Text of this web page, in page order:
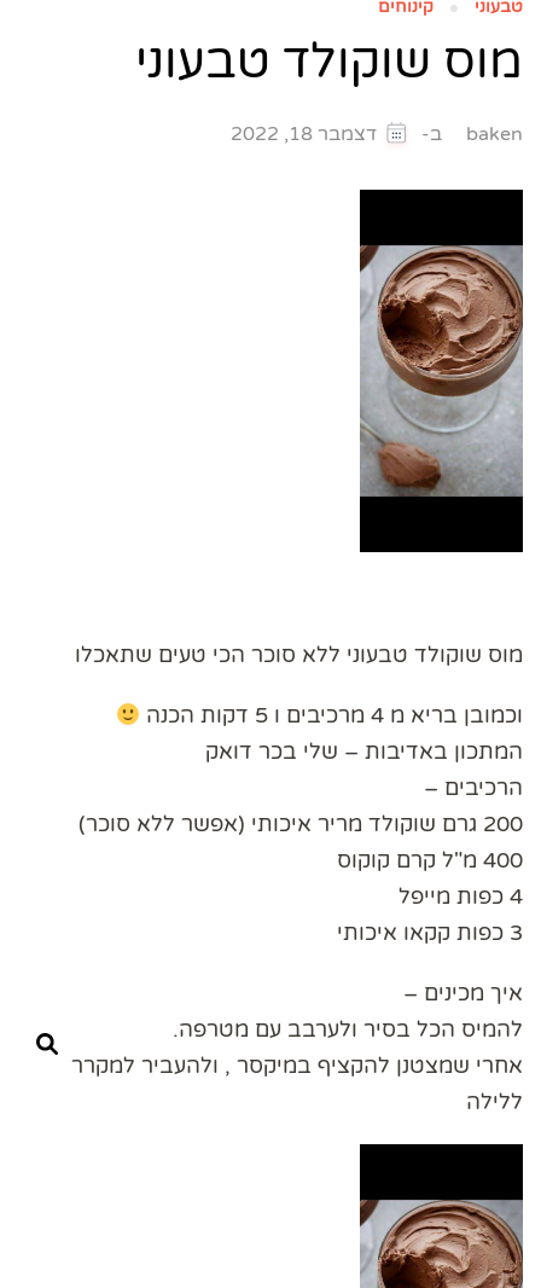
טבעוני קינוחים
מוס שוקולד טבעוני
baken ב- דצמבר 18, 2022
מוס שוקולד טבעוני ללא סוכר הכי טעים שתאכלו
וכמובן בריא מ 4 מרכיבים ו 5 דקות הכנה
המתכון באדיבות – שלי בכר דואק
הרכיבים –
200 גרם שוקולד מריר איכותי (אפשר ללא סוכר)
400 מ"ל קרם קוקוס
4 כפות מייפל
3 כפות קקאו איכותי
איך מכינים –
להמיס הכל בסיר ולערבב עם מטרפה.
אחרי שמצטנן להקציף במיקסר , ולהעביר למקרר
ללילה